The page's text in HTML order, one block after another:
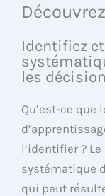
Identifiez
les
Qu’est-ce que
l’identifier ?
systématique
qui peut